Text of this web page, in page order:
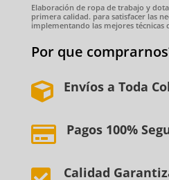
Elaboración de ropa de trabajo y
primera calidad. para satisfacer las
implementando las mejores técnicas
Por que
 Envíos a Toda
 Pagos 100%
Calidad